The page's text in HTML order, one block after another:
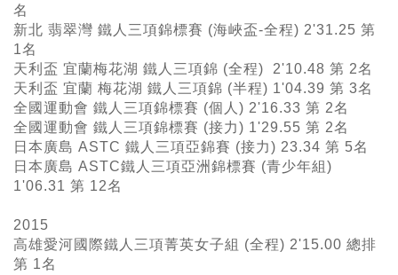
名
新北 翡翠灣 鐵人三項錦標賽 (海峽盃-全程) 2'31.25 第
1名
天利盃 宜蘭梅花湖 鐵人三項錦 (全程) 2'10.48 第 2名
天利盃 宜蘭 梅花湖 鐵人三項錦 (半程) 1'04.39 第 3名
全國運動會 鐵人三項錦標賽 (個人) 2'16.33 第 2名
全國運動會 鐵人三項錦標賽 (接力) 1'29.55 第 2名
日本廣島 ASTC 鐵人三項亞錦賽 (接力) 23.34 第 5名
日本廣島 ASTC鐵人三項亞洲錦標賽 (青少年組)
1'06.31 第 12名
2015
高雄愛河國際鐵人三項菁英女子組 (全程) 2'15.00 總排
第 1名